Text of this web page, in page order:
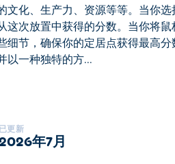
文化、生产力、资源等等。当你
这次放置中获得的分数。当你将
节，确保你的定居点获得最高分
以一种独特的方...
张初始地图，先建造一些房屋
意这些细节，确保你的定居点获
文明！所以，快去探索每一张地
已更新
2026年7月